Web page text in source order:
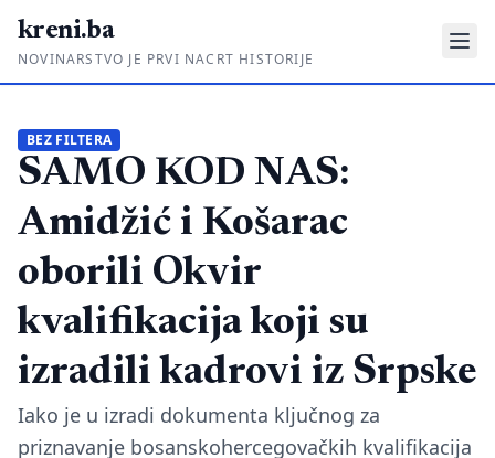
kreni.ba
NOVINARSTVO JE PRVI NACRT HISTORIJE
Priče sa ruba
Ponos i glas
Daljinski u ruke
O nama
Impressum
Kontakt
BEZ FILTERA
SAMO KOD NAS:
Amidžić i Košarac
oborili Okvir
kvalifikacija koji su
izradili kadrovi iz Srpske
Iako je u izradi dokumenta ključnog za
priznavanje bosanskohercegovačkih kvalifikacija